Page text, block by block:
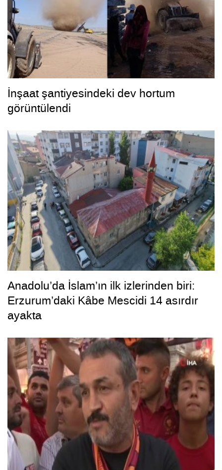
İnşaat şantiyesindeki dev hortum
görüntülendi
Anadolu’da İslam’ın ilk izlerinden biri:
Erzurum’daki Kâbe Mescidi 14 asırdır
ayakta